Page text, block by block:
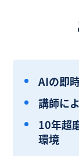
AIの即
講師に
10年超
環境